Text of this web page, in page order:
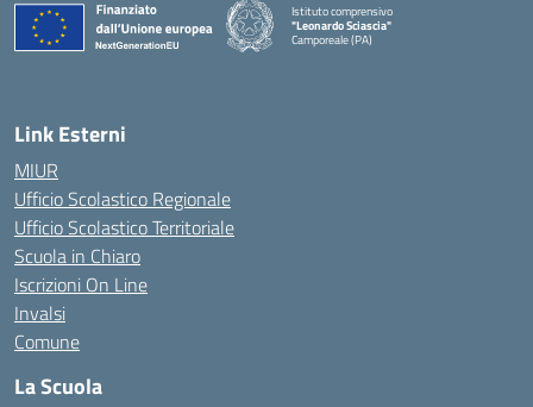
Istituto comprensivo
"Leonardo Sciascia"
Camporeale (PA)
— Visita la pagina iniziale della scuola
Link Esterni
MIUR
Ufficio Scolastico Regionale
Ufficio Scolastico Territoriale
Scuola in Chiaro
Iscrizioni On Line
Invalsi
Comune
La Scuola